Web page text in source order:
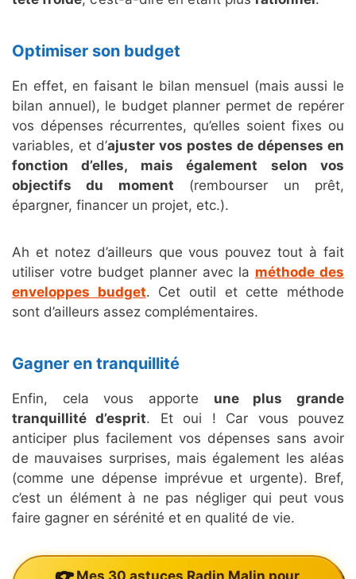
Optimiser son budget
En effet, en faisant le bilan mensuel (mais aussi le
bilan annuel), le budget planner permet de repérer
vos dépenses récurrentes, qu’elles soient fixes ou
variables, et d’ajuster vos postes de dépenses en
fonction d’elles, mais également selon vos
objectifs du moment (rembourser un prêt,
épargner, financer un projet, etc.).
Ah et notez d’ailleurs que vous pouvez tout à fait
utiliser votre budget planner avec la méthode des
enveloppes budget. Cet outil et cette méthode
sont d’ailleurs assez complémentaires.
Gagner en tranquillité
Enfin, cela vous apporte une plus grande
tranquillité d’esprit. Et oui ! Car vous pouvez
anticiper plus facilement vos dépenses sans avoir
de mauvaises surprises, mais également les aléas
(comme une dépense imprévue et urgente). Bref,
c’est un élément à ne pas négliger qui peut vous
faire gagner en sérénité et en qualité de vie.
Mes 30 astuces Radin Malin pour